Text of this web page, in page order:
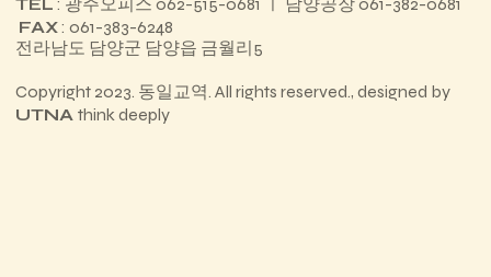
FAX: 061-383-6248
전라남도 담양군 담양읍 금월리5
Copyright 2023. 동일교역. All rights reserved., designed by
UTNA think deeply